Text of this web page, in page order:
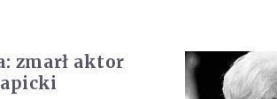
zmarł aktor